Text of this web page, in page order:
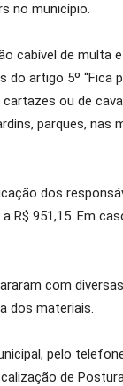
no município.
cabível de multa
artigo 5º “Fica
ou de
parques, nas
dos
R$ 951,15. Em
com
dos materiais.
pelo
de